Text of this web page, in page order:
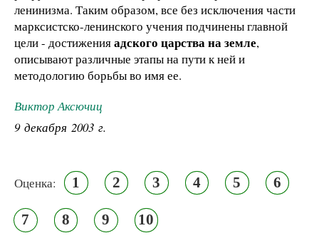
ленинизма. Таким образом, все без исключения части
марксистско-ленинского учения подчинены главной
цели - достиженияадского царства на земле,
описывают различные этапы на пути к ней и
методологию борьбы во имя ее.
Виктор Аксючиц
9 декабря 2003 г.
Оценка: 1 2 3 4 5 6
7 8 9 10